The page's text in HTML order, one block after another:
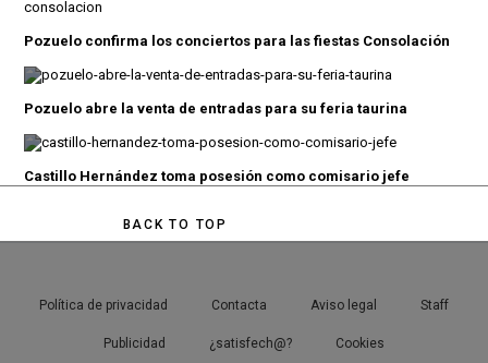
Pozuelo confirma los conciertos para las fiestas Consolación
Pozuelo abre la venta de entradas para su feria taurina
Castillo Hernández toma posesión como comisario jefe
BACK TO TOP
Política de privacidad Contacta Aviso legal Staff
Publicidad ¿satisfech@? Cookies